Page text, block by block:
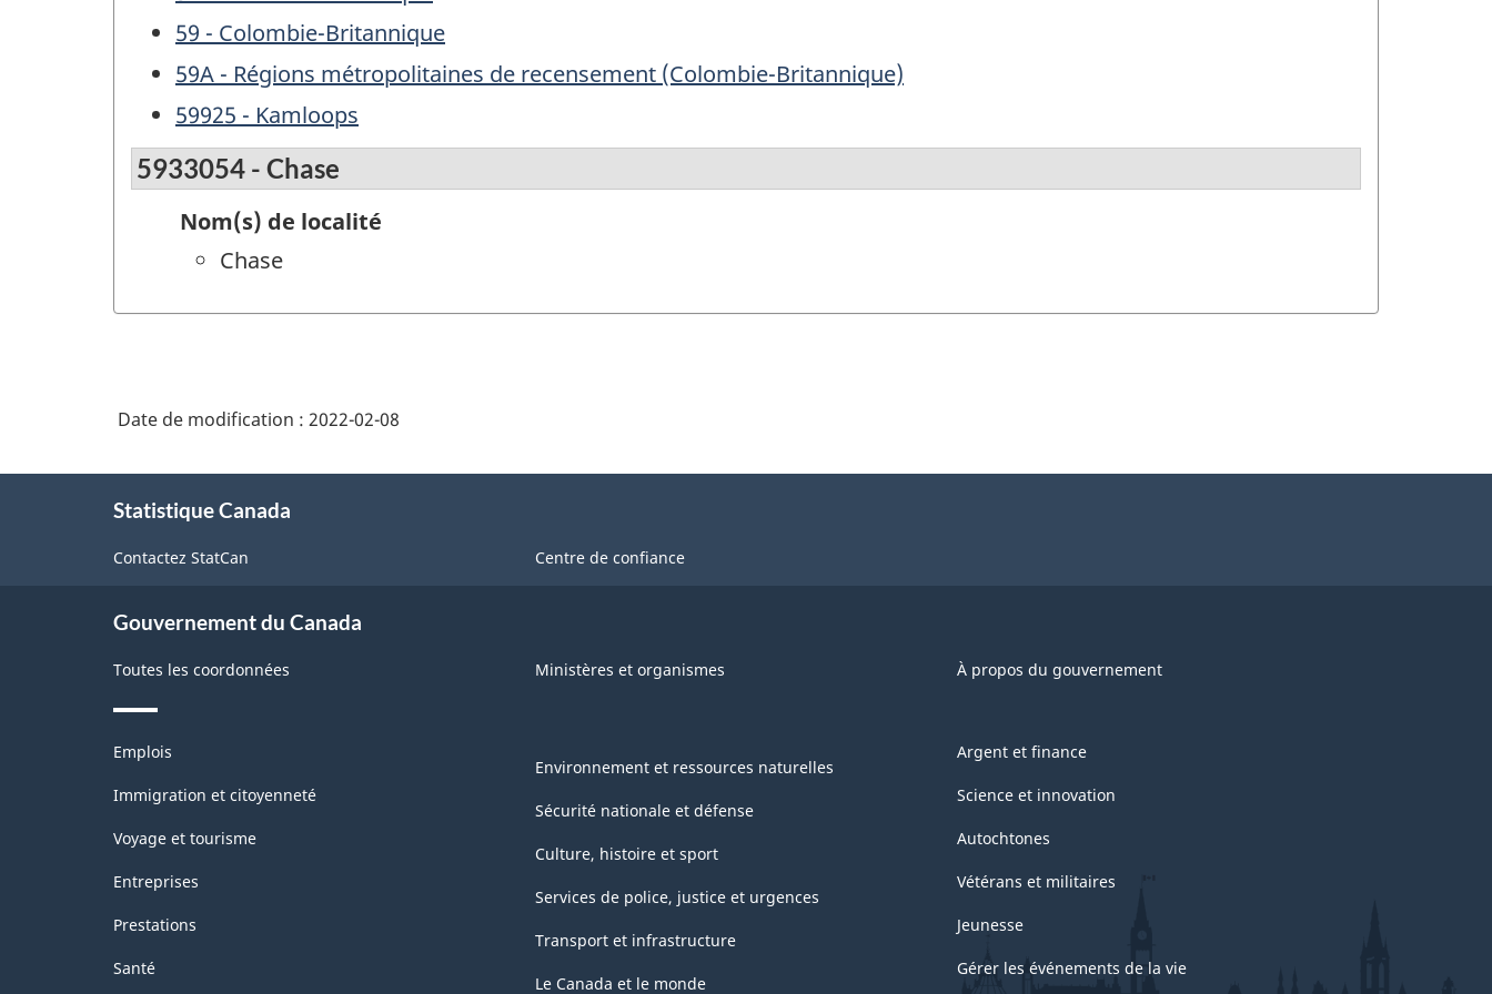
59 - Colombie-Britannique
59A - Régions métropolitaines de recensement (Colombie-Britannique)
59925 - Kamloops
5933054 - Chase
Nom(s) de localité
Chase
Date de modification : 2022-02-08
Statistique Canada
Contactez StatCan Centre de confiance
Gouvernement du Canada
Toutes les coordonnées Ministères et organismes À propos du gouvernement
Thèmes
sujets
Emplois
Immigration et citoyenneté
Voyage et tourisme
Entreprises
Prestations
Santé
Environnement et ressources naturelles
Sécurité nationale et défense
Culture, histoire et sport
Services de police, justice et urgences
Transport et infrastructure
Le Canada et le monde
Argent et finance
Science et innovation
Autochtones
Vétérans et militaires
Jeunesse
Gérer les événements de la vie